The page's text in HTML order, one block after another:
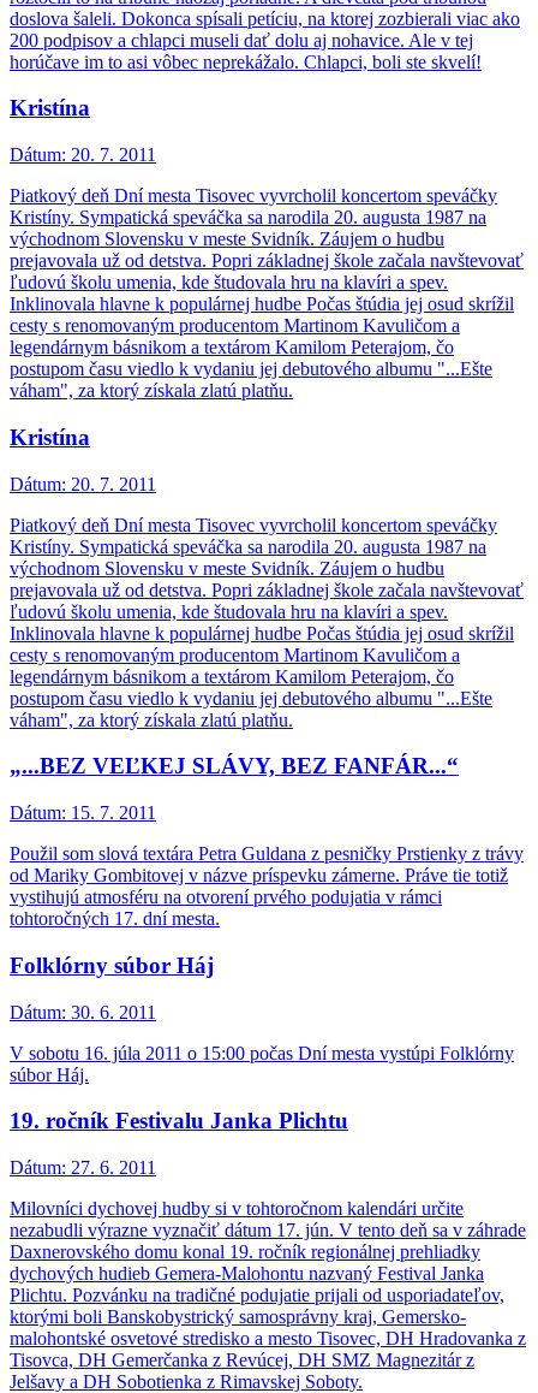
doslova šaleli. Dokonca spísali petíciu, na ktorej zozbierali viac ako
200 podpisov a chlapci museli dať dolu aj nohavice. Ale v tej
horúčave im to asi vôbec neprekážalo. Chlapci, boli ste skvelí!
Kristína
Dátum: 20. 7. 2011
Piatkový deň Dní mesta Tisovec vyvrcholil koncertom speváčky
Kristíny. Sympatická speváčka sa narodila 20. augusta 1987 na
východnom Slovensku v meste Svidník. Záujem o hudbu
prejavovala už od detstva. Popri základnej škole začala navštevovať
ľudovú školu umenia, kde študovala hru na klavíri a spev.
Inklinovala hlavne k populárnej hudbe Počas štúdia jej osud skrížil
cesty s renomovaným producentom Martinom Kavuličom a
legendárnym básnikom a textárom Kamilom Peterajom, čo
postupom času viedlo k vydaniu jej debutového albumu "...Ešte
váham", za ktorý získala zlatú platňu.
Kristína
Dátum: 20. 7. 2011
Piatkový deň Dní mesta Tisovec vyvrcholil koncertom speváčky
Kristíny. Sympatická speváčka sa narodila 20. augusta 1987 na
východnom Slovensku v meste Svidník. Záujem o hudbu
prejavovala už od detstva. Popri základnej škole začala navštevovať
ľudovú školu umenia, kde študovala hru na klavíri a spev.
Inklinovala hlavne k populárnej hudbe Počas štúdia jej osud skrížil
cesty s renomovaným producentom Martinom Kavuličom a
legendárnym básnikom a textárom Kamilom Peterajom, čo
postupom času viedlo k vydaniu jej debutového albumu "...Ešte
váham", za ktorý získala zlatú platňu.
„...BEZ VEĽKEJ SLÁVY, BEZ FANFÁR...“
Dátum: 15. 7. 2011
Použil som slová textára Petra Guldana z pesničky Prstienky z trávy
od Mariky Gombitovej v názve príspevku zámerne. Práve tie totiž
vystihujú atmosféru na otvorení prvého podujatia v rámci
tohtoročných 17. dní mesta.
Folklórny súbor Háj
Dátum: 30. 6. 2011
V sobotu 16. júla 2011 o 15:00 počas Dní mesta vystúpi Folklórny
súbor Háj.
19. ročník Festivalu Janka Plichtu
Dátum: 27. 6. 2011
Milovníci dychovej hudby si v tohtoročnom kalendári určite
nezabudli výrazne vyznačiť dátum 17. jún. V tento deň sa v záhrade
Daxnerovského domu konal 19. ročník regionálnej prehliadky
dychových hudieb Gemera-Malohontu nazvaný Festival Janka
Plichtu. Pozvánku na tradičné podujatie prijali od usporiadateľov,
ktorými boli Banskobystrický samosprávny kraj, Gemersko-
malohontské osvetové stredisko a mesto Tisovec, DH Hradovanka z
Tisovca, DH Gemerčanka z Revúcej, DH SMZ Magnezitár z
Jelšavy a DH Sobotienka z Rimavskej Soboty.